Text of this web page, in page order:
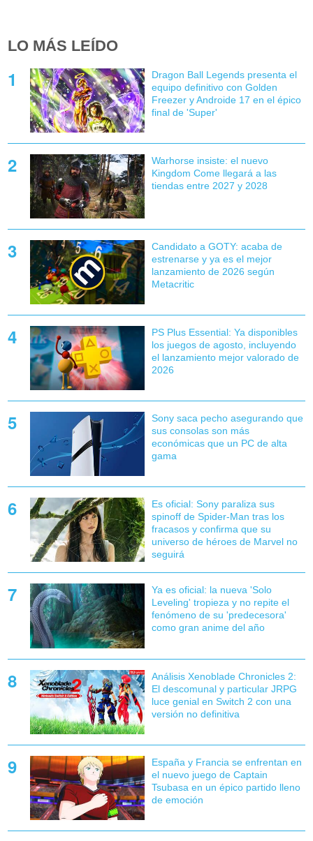
LO MÁS LEÍDO
Dragon Ball Legends presenta el
equipo definitivo con Golden
Freezer y Androide 17 en el épico
final de 'Super'
Warhorse insiste: el nuevo
Kingdom Come llegará a las
tiendas entre 2027 y 2028
Candidato a GOTY: acaba de
estrenarse y ya es el mejor
lanzamiento de 2026 según
Metacritic
PS Plus Essential: Ya disponibles
los juegos de agosto, incluyendo
el lanzamiento mejor valorado de
2026
Sony saca pecho asegurando que
sus consolas son más
económicas que un PC de alta
gama
Es oficial: Sony paraliza sus
spinoff de Spider-Man tras los
fracasos y confirma que su
universo de héroes de Marvel no
seguirá
Ya es oficial: la nueva 'Solo
Leveling' tropieza y no repite el
fenómeno de su 'predecesora'
como gran anime del año
Análisis Xenoblade Chronicles 2:
El descomunal y particular JRPG
luce genial en Switch 2 con una
versión no definitiva
España y Francia se enfrentan en
el nuevo juego de Captain
Tsubasa en un épico partido lleno
de emoción